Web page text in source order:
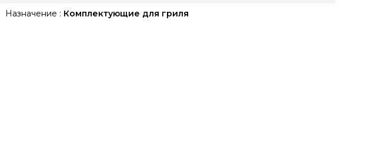
Назначение : Комплектующие для гриля